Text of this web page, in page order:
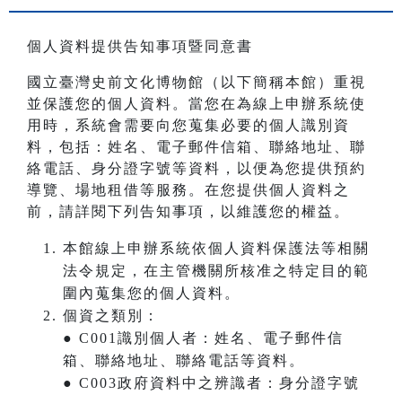
個人資料提供告知事項暨同意書
國立臺灣史前文化博物館（以下簡稱本館）重視
並保護您的個人資料。當您在為線上申辦系統使
用時，系統會需要向您蒐集必要的個人識別資
料，包括：姓名、電子郵件信箱、聯絡地址、聯
絡電話、身分證字號等資料，以便為您提供預約
導覽、場地租借等服務。在您提供個人資料之
前，請詳閱下列告知事項，以維護您的權益。
本館線上申辦系統依個人資料保護法等相關
法令規定，在主管機關所核准之特定目的範
圍內蒐集您的個人資料。
個資之類別：
● C001識別個人者：姓名、電子郵件信
箱、聯絡地址、聯絡電話等資料。
● C003政府資料中之辨識者：身分證字號